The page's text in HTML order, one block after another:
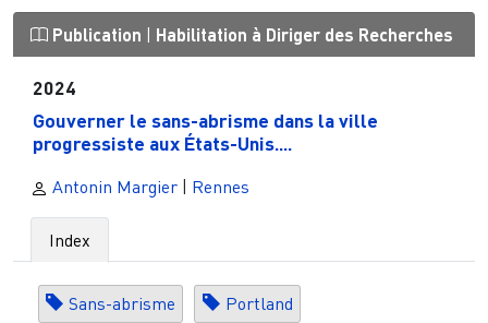
Publication Habilitation à Diriger des Recherches
2024
Gouverner le sans-abrisme dans la ville
progressiste aux États-Unis....
Antonin Margier | Rennes
Index
Sans-abrisme Portland